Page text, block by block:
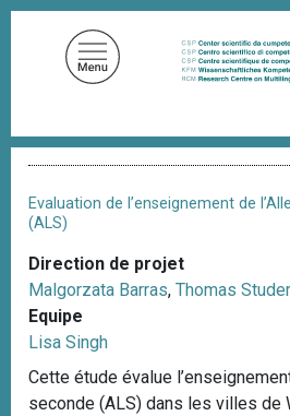
l
d
r
i
a
e
Evaluation de l’enseignement de
(ALS)
Direction de projet
Malgorzata Barras, Thomas Studer
Equipe
Lisa Singh
Cette étude évalue
seconde (ALS) dans les villes de